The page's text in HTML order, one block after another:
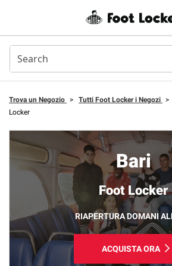
Trova un Negozio > Tutti Foot Locker i Negozi >
Locker
Bari
Foot Locker
RIAPERTURA DOMANI
ACQUISTA ORA